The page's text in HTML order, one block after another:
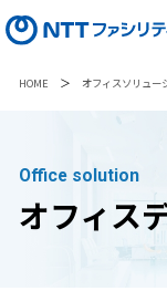
HOME ＞ オフィスソリュー
Office solution
オフィス